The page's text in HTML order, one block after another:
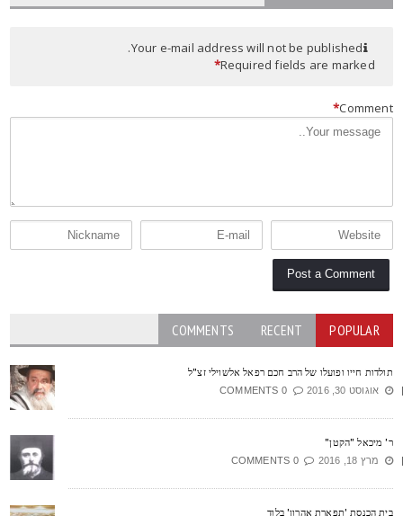
Your e-mail address will not be published.
Required fields are marked
*
*
POPULAR
RECENT
COMMENTS
חייו ופועלו של הרב חכם רפאל אלשוילי זצ"ל
אוגוסט 30, 2016 0 COMMENTS
מיכאל "הקטן"
מרץ 18, 2016 0 COMMENTS
הכנסת 'תפארת אהרון' בלוד